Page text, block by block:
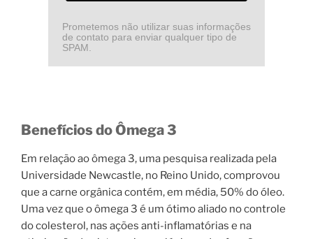
Prometemos não utilizar suas informações
de contato para enviar qualquer tipo de
SPAM.
Benefícios do Ômega 3
Em relação ao ômega 3, uma pesquisa realizada pela
Universidade Newcastle, no Reino Unido, comprovou
que a carne orgânica contém, em média, 50% do óleo.
Uma vez que o ômega 3 é um ótimo aliado no controle
do colesterol, nas ações anti-inflamatórias e na